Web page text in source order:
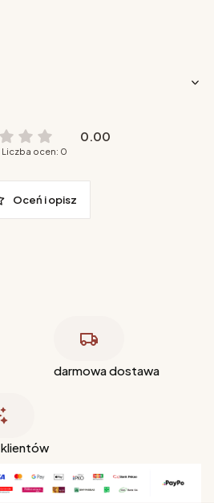
0.00
Liczba ocen: 0
Oceń i opisz
darmowa dostawa